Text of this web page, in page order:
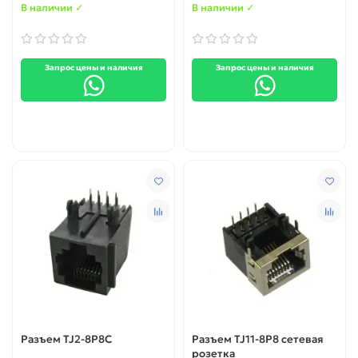
В наличии ✓
Запрос цены и наличия
В наличии ✓
Запрос цены и наличия
Разъем TJ2-8P8C
Разъем TJ11-8P8 cетевая
розетка